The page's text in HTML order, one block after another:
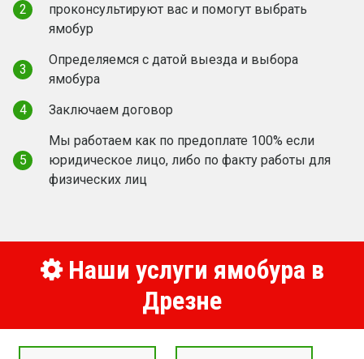
2
проконсультируют вас и помогут выбрать
ямобур
3
Определяемся с датой выезда и выбора
ямобура
4
Заключаем договор
5
Мы работаем как по предоплате 100% если
юридическое лицо, либо по факту работы для
физических лиц
Наши услуги ямобура в
Дрезне